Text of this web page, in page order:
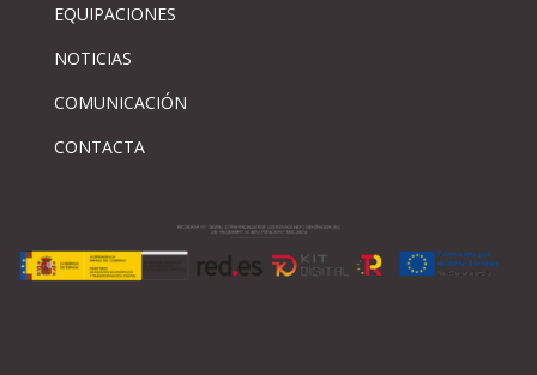
EQUIPACIONES
NOTICIAS
COMUNICACIÓN
CONTACTA